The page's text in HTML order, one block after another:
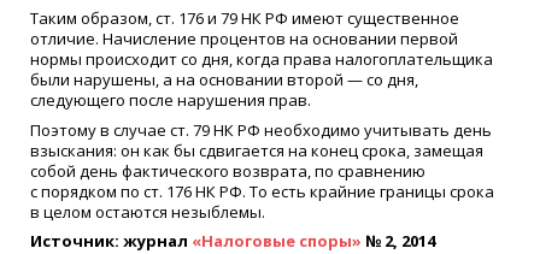
Таким образом, ст. 176 и 79 НК РФ имеют существенное
отличие. Начисление процентов на основании первой
нормы происходит со дня, когда права налогоплательщика
были нарушены, а на основании второй — со дня,
следующего после нарушения прав.
Поэтому в случае ст. 79 НК РФ необходимо учитывать день
взыскания: он как бы сдвигается на конец срока, замещая
собой день фактического возврата, по сравнению
с порядком по ст. 176 НК РФ. То есть крайние границы срока
в целом остаются незыблемы.
Источник: журнал «Налоговые споры» № 2, 2014